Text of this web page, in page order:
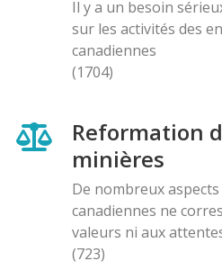
Il y a un besoin
sur les activités des
canadiennes
(1704)
Reformation
minières
De nombreux
canadiennes ne
valeurs ni aux
(723)